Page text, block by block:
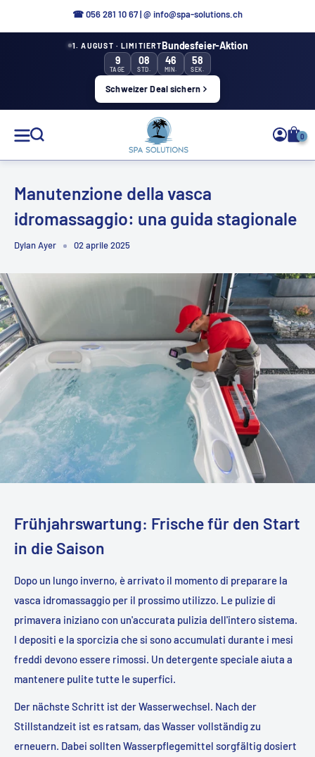
☎056 281 10 67|@ info@spa-solutions.ch
1. AUGUST · LIMITIERTBundesfeier-Aktion
9
TAGE
08
STD.
46
MIN.
57
SEK.
Schweizer Deal sichern
Soluzioni
Spa
0
Manutenzione della vasca
idromassaggio: una guida stagionale
Dylan Ayer 02 aprile 2025
Frühjahrswartung: Frische für den Start
in die Saison
Dopo un lungo inverno, è arrivato il momento di preparare la
vasca idromassaggio per il prossimo utilizzo. Le pulizie di
primavera iniziano con un'accurata pulizia dell'intero sistema.
I depositi e la sporcizia che si sono accumulati durante i mesi
freddi devono essere rimossi. Un detergente speciale aiuta a
mantenere pulite tutte le superfici.
Der nächste Schritt ist der Wasserwechsel. Nach der
Stillstandzeit ist es ratsam, das Wasser vollständig zu
erneuern. Dabei sollten Wasserpflegemittel sorgfältig dosiert